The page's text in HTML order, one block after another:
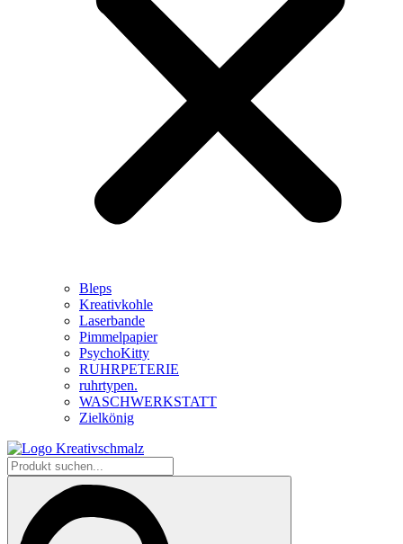
Bleps
Kreativkohle
Laserbande
Pimmelpapier
PsychoKitty
RUHRPETERIE
ruhrtypen.
WASCHWERKSTATT
Zielkönig
Produkt
suchen...